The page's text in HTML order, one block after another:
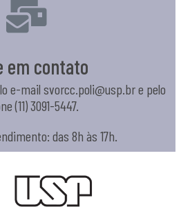
em contato
e-mail svorcc.poli@usp.br e pelo
(11) 3091-5447.
das 8h às 17h.